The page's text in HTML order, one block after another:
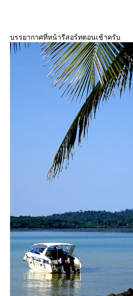
บรรยากาศที่หน้ารีสอร์ทตอนเช้าครับ